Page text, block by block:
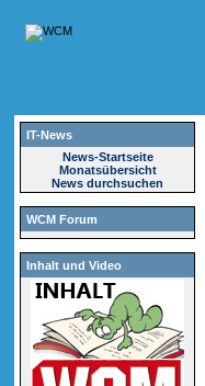
IT-News
News-Startseite
Monatsübersicht
News durchsuchen
WCM Forum
Inhalt und Video